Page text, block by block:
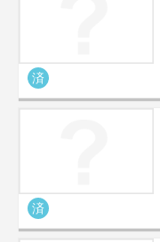
済
済